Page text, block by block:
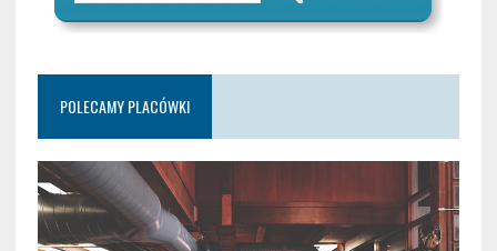
POLECAMY PLACÓWKI